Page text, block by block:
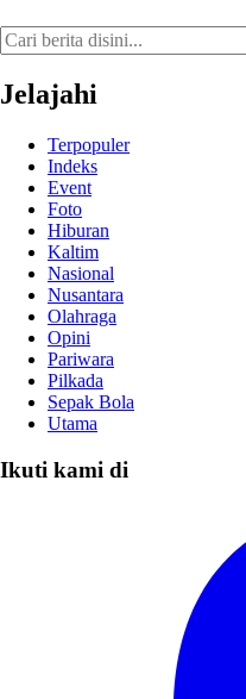
Jelajahi
Terpopuler
Indeks
Event
Foto
Hiburan
Kaltim
Nasional
Nusantara
Olahraga
Opini
Pariwara
Pilkada
Sepak Bola
Utama
Ikuti kami di